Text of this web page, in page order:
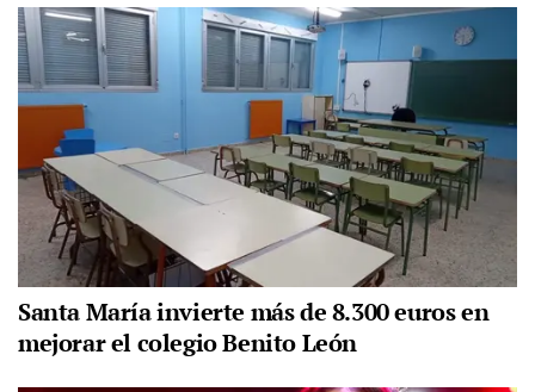
Santa María invierte más de 8.300 euros en
mejorar el colegio Benito León